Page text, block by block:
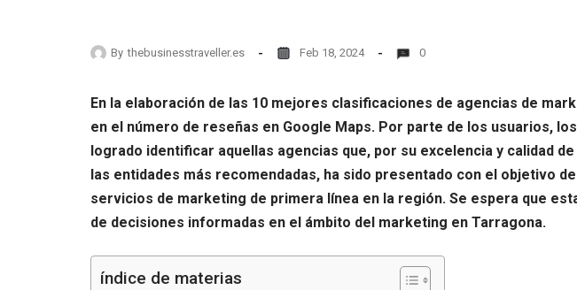
By thebusinesstraveller.es Feb 18, 2024 0
En la elaboración de las 10 mejores clasificaciones de agencias de
en el número de reseñas en Google Maps. Por parte de los usuarios,
logrado identificar aquellas agencias que, por su excelencia y calidad
las entidades más recomendadas, ha sido presentado con el objetivo
servicios de marketing de primera línea en la región. Se espera que
de decisiones informadas en el ámbito del marketing en Tarragona.
índice de materias